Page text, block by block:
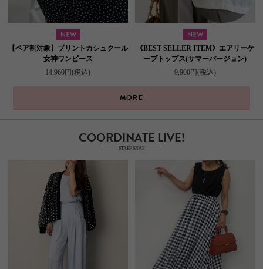
【ペア割対象】プリントカシュクール
女神ワンピース
14,960円(税込)
《BEST SELLER ITEM》エアリーケ
ープトップス(サマーバージョン)
9,900円(税込)
MORE
COORDINATE LIVE!
STAFF SNAP